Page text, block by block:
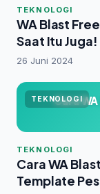
TEKNOLOGI
WA Blast
Saat Itu Juga!
26 Juni 2024
TEKNOLOGI
Cara
TEKNOLOGI
Cara WA
Template